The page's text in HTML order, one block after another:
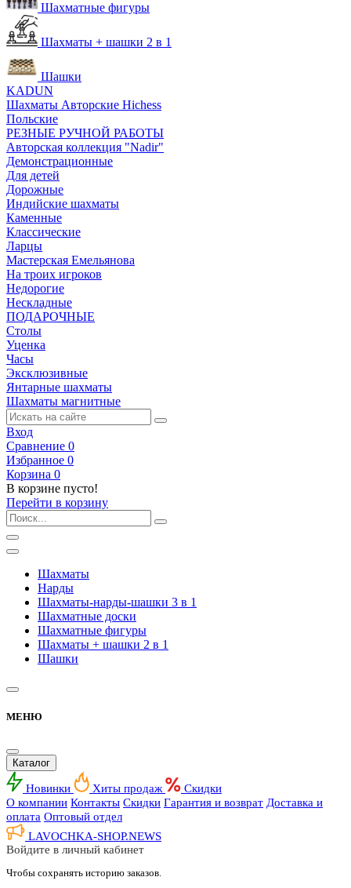
Шахматные фигуры
Шахматы + шашки 2 в 1
Шашки
KADUN
Шахматы Авторские Hichess
Польские
РЕЗНЫЕ РУЧНОЙ РАБОТЫ
Авторская коллекция "Nadir"
Демонстрационные
Для детей
Дорожные
Индийские шахматы
Каменные
Классические
Ларцы
Мастерская Емельянова
На троих игроков
Недорогие
Нескладные
ПОДАРОЧНЫЕ
Столы
Уценка
Часы
Эксклюзивные
Янтарные шахматы
Шахматы магнитные
Вход
Сравнение 0
Избранное 0
Корзина 0
В корзине пусто!
Перейти в корзину
Шахматы
Нарды
Шахматы-нарды-шашки 3 в 1
Шахматные доски
Шахматные фигуры
Шахматы + шашки 2 в 1
Шашки
МЕНЮ
Каталог
Новинки Хиты продаж
Скидки
О компании Контакты Скидки Гарантия и возврат Доставка и
оплата Оптовый отдел
LAVOCHKA-SHOP.NEWS
Войдите в личный кабинет
Чтобы сохранять историю заказов.